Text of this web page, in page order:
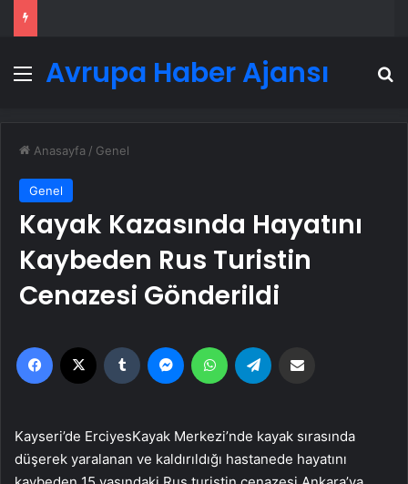
Menü
Avrupa Haber Ajansı
Anasayfa / Genel
Genel
Kayak Kazasında Hayatını
Kaybeden Rus Turistin
Cenazesi Gönderildi
Facebook Tumblr MessengerWhatsApp
Kayseri’de ErciyesKayak Merkezi’nde kayak sırasında
düşerek yaralanan ve kaldırıldığı hastanede hayatını